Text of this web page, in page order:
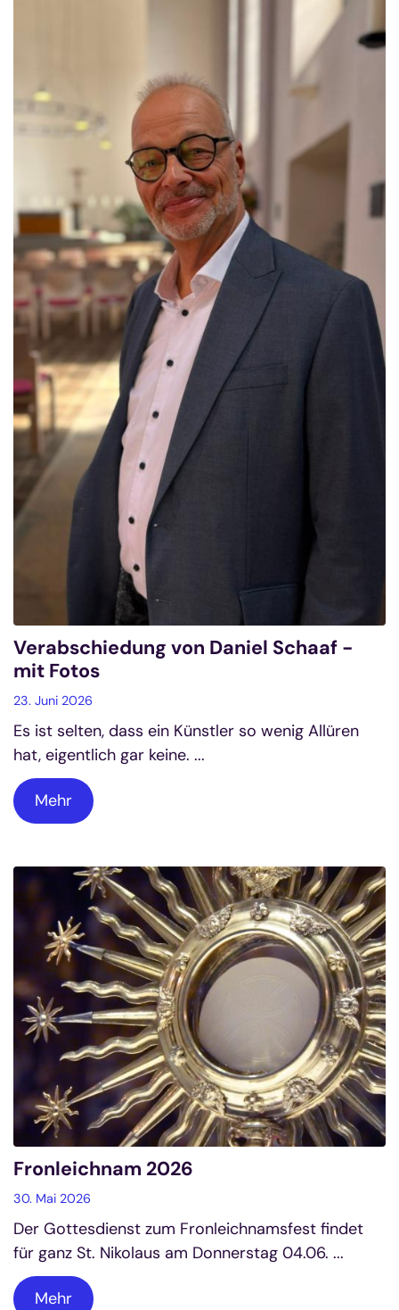
Verabschiedung von Daniel Schaaf -
mit Fotos
23. Juni 2026
Es ist selten, dass ein Künstler so wenig Allüren
hat, eigentlich gar keine. ...
Mehr
Fronleichnam 2026
30. Mai 2026
Der Gottesdienst zum Fronleichnamsfest findet
für ganz St. Nikolaus am Donnerstag 04.06. ...
Mehr